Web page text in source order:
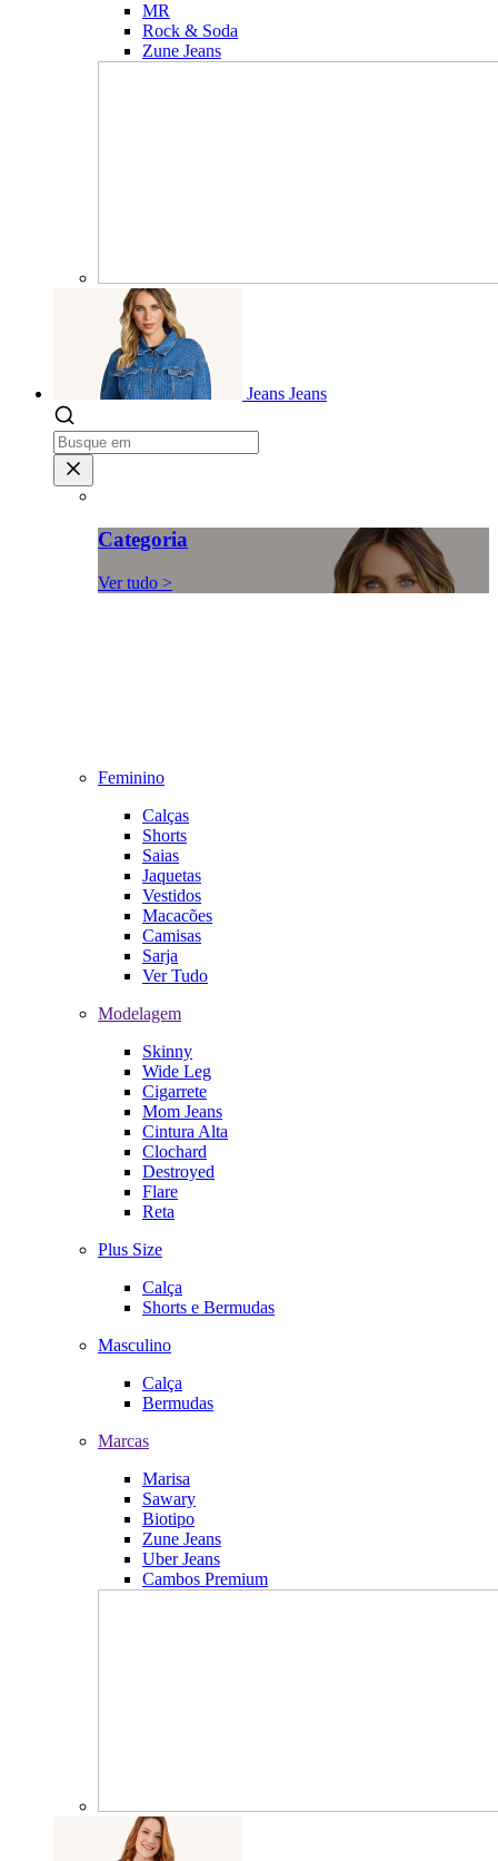
MR
Rock & Soda
Zune Jeans
Jeans Jeans
Categoria
Ver tudo >
Feminino
Calças
Shorts
Saias
Jaquetas
Vestidos
Macacões
Camisas
Sarja
Ver Tudo
Modelagem
Skinny
Wide Leg
Cigarrete
Mom Jeans
Cintura Alta
Clochard
Destroyed
Flare
Reta
Plus Size
Calça
Shorts e Bermudas
Masculino
Calça
Bermudas
Marcas
Marisa
Sawary
Biotipo
Zune Jeans
Uber Jeans
Cambos Premium